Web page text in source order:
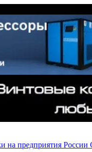
на предприятия России